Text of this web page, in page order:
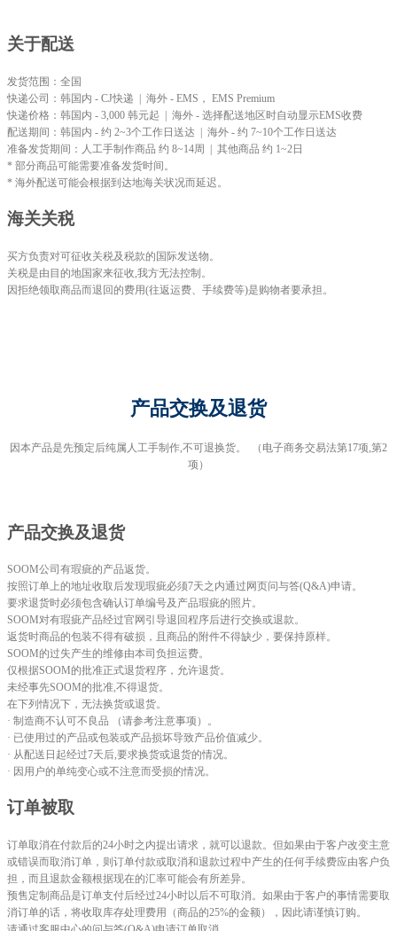
关于配送
发货范围：全国
快递公司：韩国内 - CJ快递 | 海外 - EMS， EMS Premium
快递价格：韩国内 - 3,000 韩元起 | 海外 - 选择配送地区时自动显示EMS收费
配送期间：韩国内 - 约 2~3个工作日送达 | 海外 - 约 7~10个工作日送达
准备发货期间：人工手制作商品 约 8~14周 | 其他商品 约 1~2日
* 部分商品可能需要准备发货时间。
* 海外配送可能会根据到达地海关状况而延迟。
海关关税
买方负责对可征收关税及税款的国际发送物。
关税是由目的地国家来征收,我方无法控制。
因拒绝领取商品而退回的费用(往返运费、手续费等)是购物者要承担。
产品交换及退货
因本产品是先预定后纯属人工手制作,不可退换货。 （电子商务交易法第17项,第2
项）
产品交换及退货
SOOM公司有瑕疵的产品返货。
按照订单上的地址收取后发现瑕疵必须7天之内通过网页问与答(Q&A)申请。
要求退货时必须包含确认订单编号及产品瑕疵的照片。
SOOM对有瑕疵产品经过官网引导退回程序后进行交换或退款。
返货时商品的包装不得有破损，且商品的附件不得缺少，要保持原样。
SOOM的过失产生的维修由本司负担运费。
仅根据SOOM的批准正式退货程序，允许退货。
未经事先SOOM的批准,不得退货。
在下列情况下，无法换货或退货。
· 制造商不认可不良品 （请参考注意事项）。
· 已使用过的产品或包装或产品损坏导致产品价值减少。
· 从配送日起经过7天后,要求换货或退货的情况。
· 因用户的单纯变心或不注意而受损的情况。
订单被取
订单取消在付款后的24小时之内提出请求，就可以退款。但如果由于客户改变主意
或错误而取消订单，则订单付款或取消和退款过程中产生的任何手续费应由客户负
担，而且退款金额根据现在的汇率可能会有所差异。
预售定制商品是订单支付后经过24小时以后不可取消。如果由于客户的事情需要取
消订单的话，将收取库存处理费用（商品的25%的金额），因此请谨慎订购。